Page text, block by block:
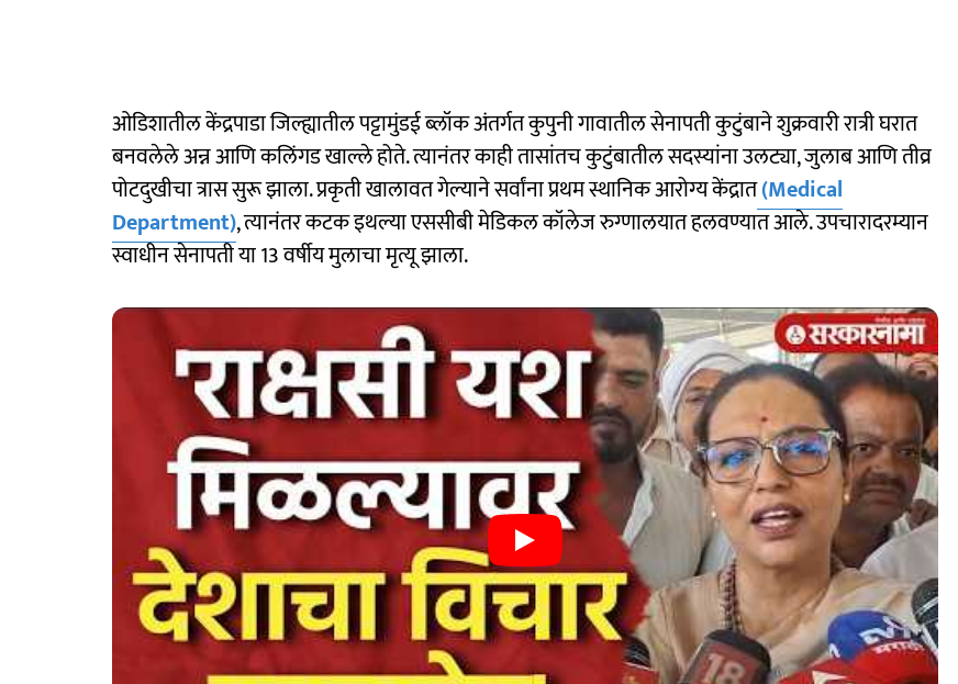
ओडिशातील केंद्रपाडा जिल्ह्यातील पट्टामुंडई ब्लॉक अंतर्गत कुपुनी गावातील सेनापती कुटुंबाने शुक्रवारी रात्री घरात
बनवलेले अन्न आणि कलिंगड खाल्ले होते. त्यानंतर काही तासांतच कुटुंबातील सदस्यांना उलट्या, जुलाब आणि तीव्र
पोटदुखीचा त्रास सुरू झाला. प्रकृती खालावत गेल्याने सर्वांना प्रथम स्थानिक आरोग्य केंद्रात(Medical
Department), त्यानंतर कटक इथल्या एससीबी मेडिकल कॉलेज रुग्णालयात हलवण्यात आले. उपचारादरम्यान
स्वाधीन सेनापती या 13 वर्षीय मुलाचा मृत्यू झाला.